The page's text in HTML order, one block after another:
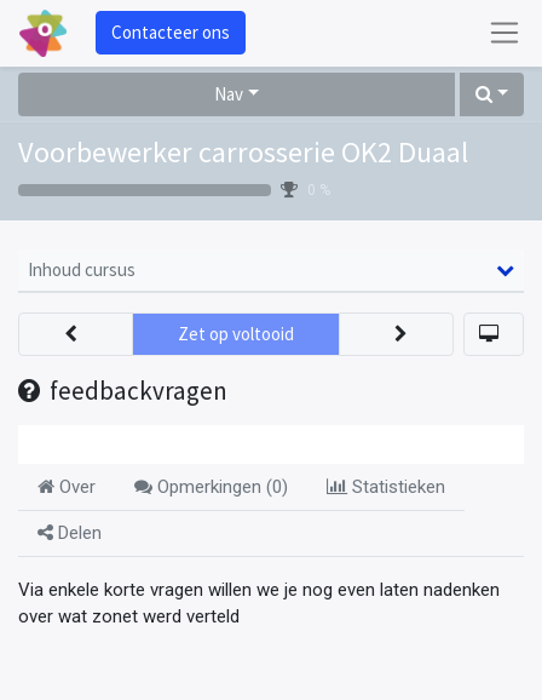
Contacteer ons
Nav
Voorbewerker carrosserie OK2 Duaal
0 %
Inhoud cursus
feedbackvragen
Zet op voltooid
Over Opmerkingen (0) Statistieken
Delen
Via enkele korte vragen willen we je nog even laten nadenken
over wat zonet werd verteld